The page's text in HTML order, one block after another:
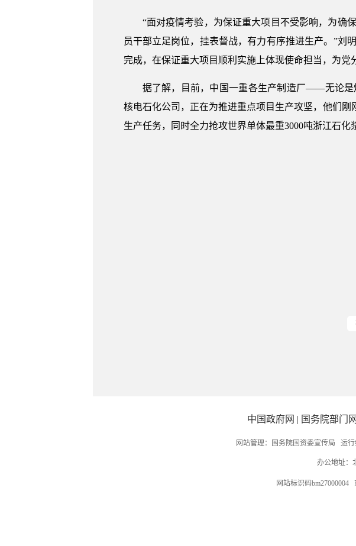
“面对疫情考验，为保证重大项目不受影响，为确
员干部立足岗位，挂表督战，有力有序推进生产。”刘
完成，在保证重大项目顺利实施上体现使命担当，为党
据了解，目前，中国一重各生产制造厂——无论是
核电石化公司，正在为推进重点项目生产攻坚，他们刚
生产任务，同时全力抢攻世界单体最重3000吨浙江石化